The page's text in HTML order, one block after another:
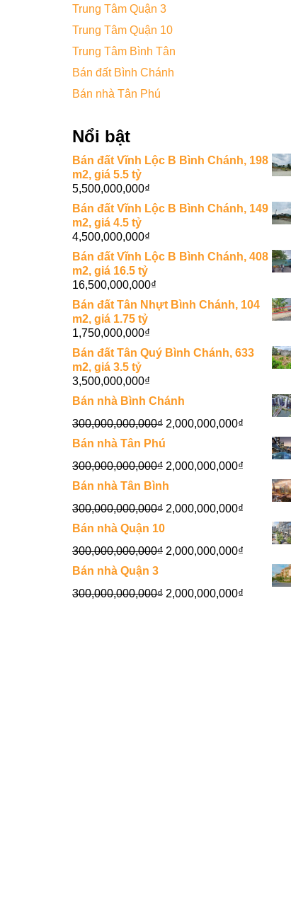
Trung Tâm Quận 3
Trung Tâm Quận 10
Trung Tâm Bình Tân
Bán đất Bình Chánh
Bán nhà Tân Phú
Nổi bật
Bán đất Vĩnh Lộc B Bình Chánh, 198
m2, giá 5.5 tỷ
5,500,000,000₫
Bán đất Vĩnh Lộc B Bình Chánh, 149
m2, giá 4.5 tỷ
4,500,000,000₫
Bán đất Vĩnh Lộc B Bình Chánh, 408
m2, giá 16.5 tỷ
16,500,000,000₫
Bán đất Tân Nhựt Bình Chánh, 104
m2, giá 1.75 tỷ
1,750,000,000₫
Bán đất Tân Quý Bình Chánh, 633
m2, giá 3.5 tỷ
3,500,000,000₫
Bán nhà Bình Chánh
300,000,000,000₫ 2,000,000,000₫
Bán nhà Tân Phú
300,000,000,000₫ 2,000,000,000₫
Bán nhà Tân Bình
300,000,000,000₫ 2,000,000,000₫
Bán nhà Quận 10
300,000,000,000₫ 2,000,000,000₫
Bán nhà Quận 3
300,000,000,000₫ 2,000,000,000₫